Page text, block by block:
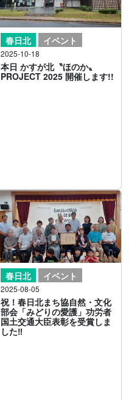
春日北 イベント
2025-10-18
本日 かすが北〝ほのか〟
PROJECT 2025 開催します!!
春日北 イベント
2025-08-05
祝！春日北まち協自然・文化
部会「みどりの愛護」功労者
国土交通大臣表彰を受賞しま
した‼